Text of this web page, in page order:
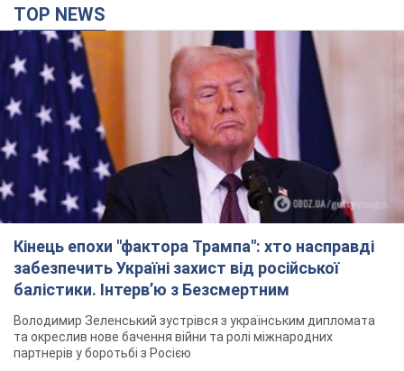
TOP NEWS
Кінець епохи "фактора Трампа": хто насправді
забезпечить Україні захист від російської
балістики. Інтерв’ю з Безсмертним
Володимир Зеленський зустрівся з українським дипломата
та окреслив нове бачення війни та ролі міжнародних
партнерів у боротьбі з Росією